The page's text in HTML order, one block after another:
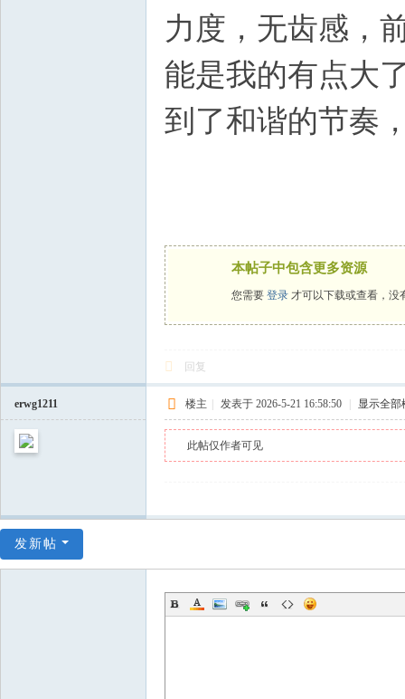
力度，无齿感，
能是我的有点大
到了和谐的节奏
本帖子中包含更多资源
您需要 登录 才可以下载或查看，没
回复
erwg1211 楼主 发表于 2026-5-21 16:58:50 显示全部
此帖仅作者可见
发新帖